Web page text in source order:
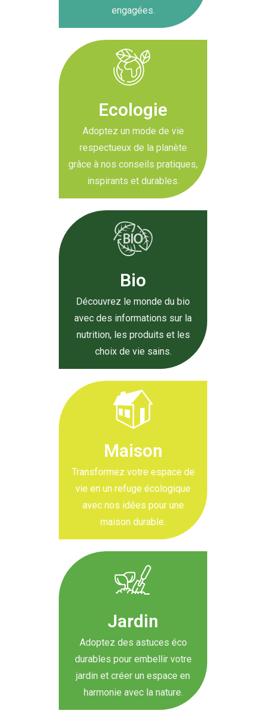
engagées.
Ecologie
Adoptez un mode de vie
respectueux de la planète
grâce à nos conseils pratiques,
inspirants et durables.
Bio
Découvrez le monde du bio
avec des informations sur la
nutrition, les produits et les
choix de vie sains.
Maison
Transformez votre espace de
vie en un refuge écologique
avec nos idées pour une
maison durable.
Jardin
Adoptez des astuces éco
durables pour embellir votre
jardin et créer un espace en
harmonie avec la nature.